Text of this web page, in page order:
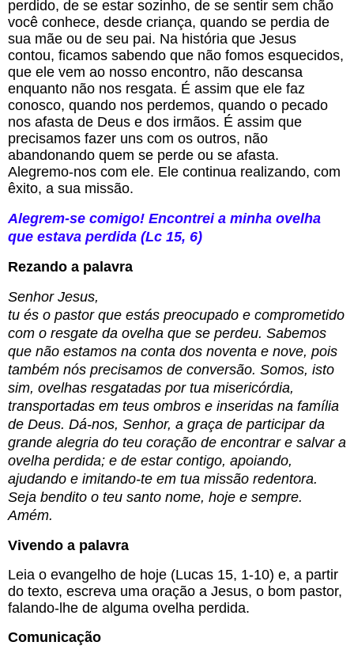
perdido, de se estar sozinho, de se sentir sem chão
você conhece, desde criança, quando se perdia de
sua mãe ou de seu pai. Na história que Jesus
contou, ficamos sabendo que não fomos esquecidos,
que ele vem ao nosso encontro, não descansa
enquanto não nos resgata. É assim que ele faz
conosco, quando nos perdemos, quando o pecado
nos afasta de Deus e dos irmãos. É assim que
precisamos fazer uns com os outros, não
abandonando quem se perde ou se afasta.
Alegremo-nos com ele. Ele continua realizando, com
êxito, a sua missão.
Alegrem-se comigo! Encontrei a minha ovelha
que estava perdida (Lc 15, 6)
Rezando a palavra
Senhor Jesus,
tu és o pastor que estás preocupado e comprometido
com o resgate da ovelha que se perdeu. Sabemos
que não estamos na conta dos noventa e nove, pois
também nós precisamos de conversão. Somos, isto
sim, ovelhas resgatadas por tua misericórdia,
transportadas em teus ombros e inseridas na família
de Deus. Dá-nos, Senhor, a graça de participar da
grande alegria do teu coração de encontrar e salvar a
ovelha perdida; e de estar contigo, apoiando,
ajudando e imitando-te em tua missão redentora.
Seja bendito o teu santo nome, hoje e sempre.
Amém.
Vivendo a palavra
Leia o evangelho de hoje (Lucas 15, 1-10) e, a partir
do texto, escreva uma oração a Jesus, o bom pastor,
falando-lhe de alguma ovelha perdida.
Comunicação